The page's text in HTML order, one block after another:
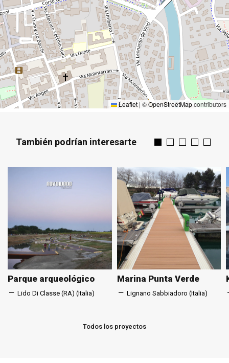
Leaflet | ©OpenStreetMapcontributors
También podrían interesarte
Parque arqueológico
Lido Di Classe (RA) (Italia)
Marina Punta Verde
Lignano Sabbiadoro (Italia)
Todos los proyectos